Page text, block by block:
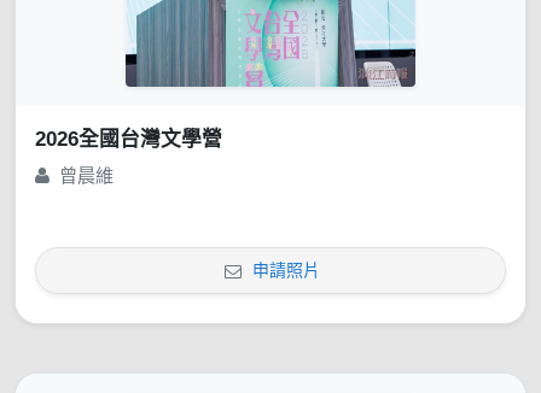
2026全國台灣文學營
曾晨維
申請照片